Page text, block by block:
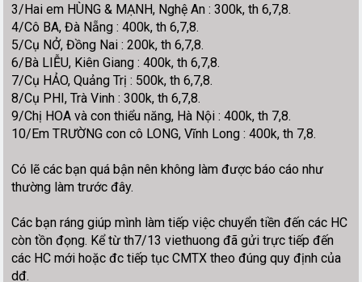
3/Hai em HÙNG & MẠNH, Nghệ An : 300k, th 6,7,8.
4/Cô BA, Đà Nẵng : 400k, th 6,7,8.
5/Cụ NỞ, Đồng Nai : 200k, th 6,7,8.
6/Bà LIỄU, Kiên Giang : 400k, th 6,7,8.
7/Cụ HẢO, Quảng Trị : 500k, th 6,7,8.
8/Cụ PHI, Trà Vinh : 300k, th 6,7,8.
9/Chị HOA và con thiểu năng, Hà Nội : 400k, th 7,8.
10/Em TRƯỜNG con cô LONG, Vĩnh Long : 400k, th 7,8.
Có lẽ các bạn quá bận nên không làm được báo cáo như
thường làm trước đây.
Các bạn ráng giúp mình làm tiếp việc chuyển tiền đến các HC
còn tồn đọng. Kể từ th7/13 viethuong đã gửi trực tiếp đến
các HC mới hoặc đc tiếp tục CMTX theo đúng quy định của
dđ.